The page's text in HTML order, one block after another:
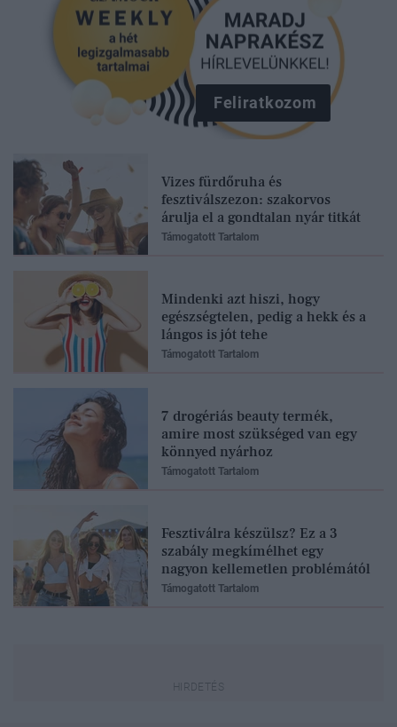
Feliratkozom
Vizes fürdőruha és
fesztiválszezon: szakorvos
árulja el a gondtalan nyár titkát
Támogatott Tartalom
Mindenki azt hiszi, hogy
egészségtelen, pedig a hekk és a
lángos is jót tehe
Támogatott Tartalom
7 drogériás beauty termék,
amire most szükséged van egy
könnyed nyárhoz
Támogatott Tartalom
Fesztiválra készülsz? Ez a 3
szabály megkímélhet egy
nagyon kellemetlen problémától
Támogatott Tartalom